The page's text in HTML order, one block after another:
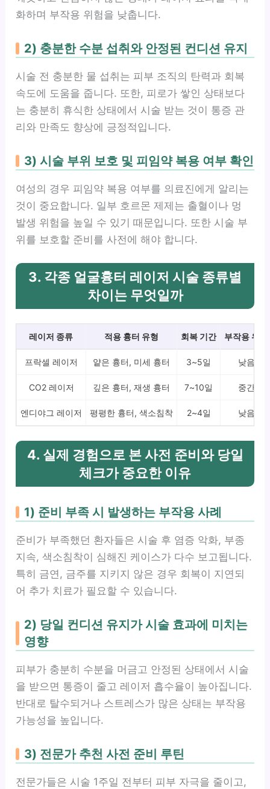
화하며 부작용 위험을 낮춥니다.
2) 충분한 수분 섭취와 안정된 컨디션 유지
시술 전 충분한 물 섭취는 피부 조직의 탄력과 회복
속도에 도움을 줍니다. 또한, 피로가 쌓인 상태보다
는 충분히 휴식한 상태에서 시술 받는 것이 통증 관
리와 만족도 향상에 긍정적입니다.
3) 시술 부위 보호 및 피임약 복용 여부 확인
여성의 경우 피임약 복용 여부를 의료진에게 알리는
것이 중요합니다. 일부 호르몬 제제는 출혈이나 멍
발생 위험을 높일 수 있기 때문입니다. 또한 시술 부
위를 보호할 준비를 사전에 해야 합니다.
3. 각종 얼굴흉터 레이저 시술 종류별
차이는 무엇일까
레이저 종류 적용 흉터 유형 회복 기간 부작용 위험
프락셀 레이저 얕은 흉터, 미세 흉터 3~5일 낮음
CO2 레이저 깊은 흉터, 재생 흉터 7~10일 중간
엔디야그 레이저 평평한 흉터, 색소침착 2~4일 낮음
4. 실제 경험으로 본 사전 준비와 당일
체크가 중요한 이유
1) 준비 부족 시 발생하는 부작용 사례
준비가 부족했던 환자들은 시술 후 염증 악화, 부종
지속, 색소침착이 심해진 케이스가 다수 보고됩니다.
특히 금연, 금주를 지키지 않은 경우 회복이 지연되
어 추가 치료가 필요할 수 있습니다.
2) 당일 컨디션 유지가 시술 효과에 미치는
영향
피부가 충분히 수분을 머금고 안정된 상태에서 시술
을 받으면 통증이 줄고 레이저 흡수율이 높아집니다.
반대로 탈수되거나 스트레스가 많은 상태는 부작용
가능성을 높입니다.
3) 전문가 추천 사전 준비 루틴
전문가들은 시술 1주일 전부터 피부 자극을 줄이고,